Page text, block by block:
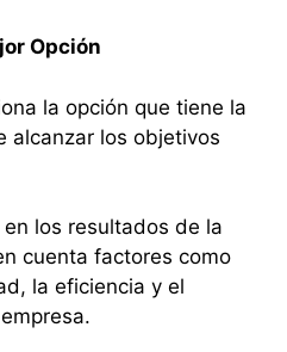
Opción
la opción que tiene la
alcanzar los objetivos
los resultados de la
cuenta factores como
la eficiencia y el